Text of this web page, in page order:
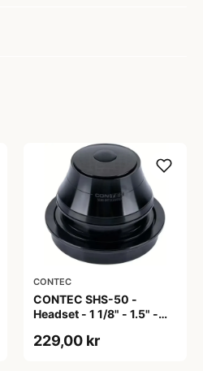
CONTEC
CONTEC SHS-50 -
Headset - 1 1/8" - 1.5" -
39,8mm - Ø 44mm Top /
229,00 kr